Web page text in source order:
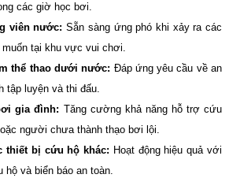
các giờ học bơi.
viên nước: Sẵn sàng ứng phó khi xảy ra các
muốn tại khu vực vui chơi.
thể thao dưới nước: Đáp ứng yêu cầu về an
tập luyện và thi đấu.
gia đình: Tăng cường khả năng hỗ trợ cứu
người chưa thành thạo bơi lội.
thiết bị cứu hộ khác: Hoạt động hiệu quả với
và biển báo an toàn.